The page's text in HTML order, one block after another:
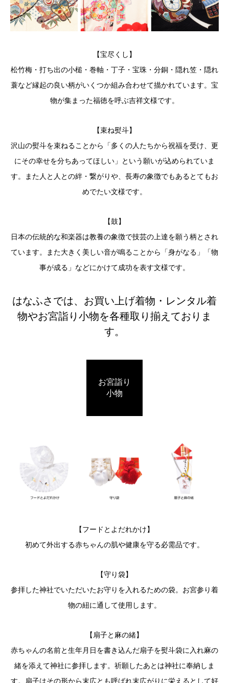
【宝尽くし】
松竹梅・打ち出の小槌・巻軸・丁子・宝珠・分銅・隠れ笠・隠れ
蓑など縁起の良い柄がいくつか組み合わせて描かれています。宝
物が集まった福徳を呼ぶ吉祥文様です。
【束ね熨斗】
沢山の熨斗を束ねることから「多くの人たちから祝福を受け、更
にその幸せを分ちあってほしい」という願いが込められていま
す。また人と人との絆・繋がりや、長寿の象徴でもあるとてもお
めでたい文様です。
【鼓】
日本の伝統的な和楽器は教養の象徴で技芸の上達を願う柄とされ
ています。また大きく美しい音が鳴ることから「身がなる」「物
事が成る」などにかけて成功を表す文様です。
はなふさでは、お買い上げ着物・レンタル着
物やお宮詣り小物を各種取り揃えておりま
す。
お宮詣り
小物
【フードとよだれかけ】
初めて外出する赤ちゃんの肌や健康を守る必需品です。
【守り袋】
参拝した神社でいただいたお守りを入れるための袋。お宮参り着
物の紐に通して使用します。
【扇子と麻の緒】
赤ちゃんの名前と生年月日を書き込んだ扇子を熨斗袋に入れ麻の
緒を添えて神社に参拝します。祈願したあとは神社に奉納しま
す。扇子はその形から末広とも呼ばれ末広がりに栄えるとして好